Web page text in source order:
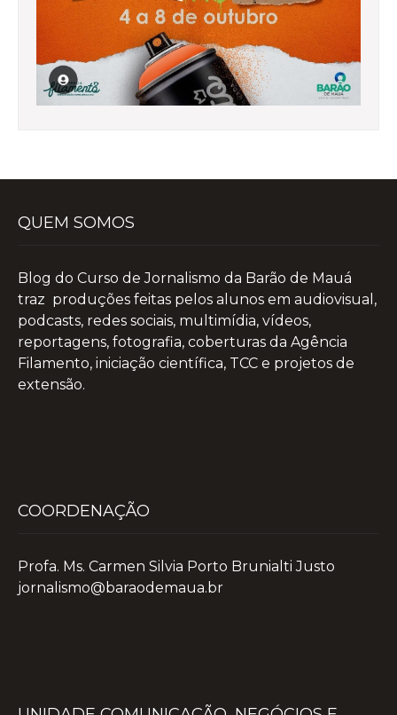
QUEM SOMOS
Blog do Curso de Jornalismo da Barão de Mauá
traz produções feitas pelos alunos em audiovisual,
podcasts, redes sociais, multimídia, vídeos,
reportagens, fotografia, coberturas da Agência
Filamento, iniciação científica, TCC e projetos de
extensão.
COORDENAÇÃO
Profa. Ms. Carmen Silvia Porto Brunialti Justo
jornalismo@baraodemaua.br